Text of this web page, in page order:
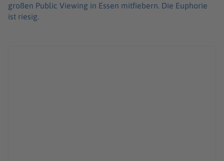
großen Public Viewing in Essen mitfiebern. Die Euphorie
ist riesig.